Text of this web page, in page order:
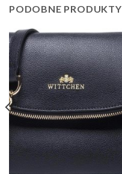
PODOBNE PRODUKTY